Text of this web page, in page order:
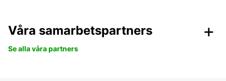
Våra samarbetspartners
Se alla våra partners